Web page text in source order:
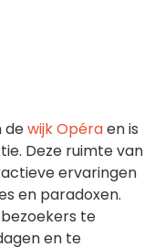
dewijk Opéraen is
Deze ruimte van
ervaringen
en paradoxen.
te
en te